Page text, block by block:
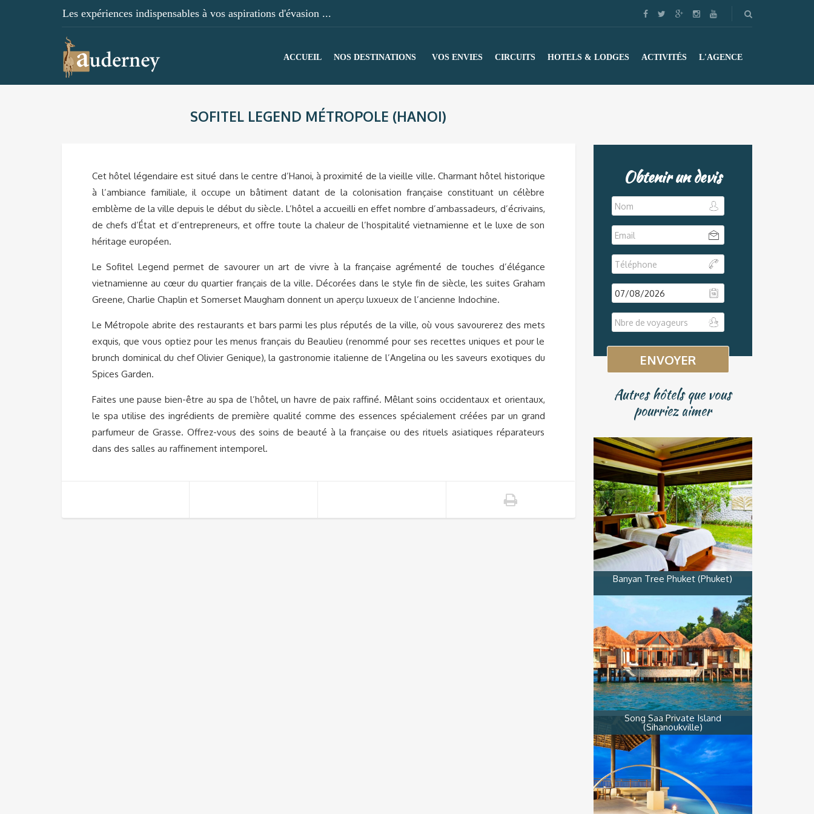
Les expériences indispensables à vos aspirations d'évasion ...
ACCUEIL NOS DESTINATIONS VOS ENVIES CIRCUITS HOTELS & LODGES ACTIVITÉS L'AGENCE
SOFITEL LEGEND MÉTROPOLE (HANOI)
Cet hôtel légendaire est situé dans le centre d’Hanoi, à proximité de la vieille ville. Charmant hôtel historique
à l’ambiance familiale, il occupe un bâtiment datant de la colonisation française constituant un célèbre
emblème de la ville depuis le début du siècle. L’hôtel a accueilli en effet nombre d’ambassadeurs, d’écrivains,
de chefs d’État et d’entrepreneurs, et offre toute la chaleur de l’hospitalité vietnamienne et le luxe de son
héritage européen.
Le Sofitel Legend permet de savourer un art de vivre à la française agrémenté de touches d’élégance
vietnamienne au cœur du quartier français de la ville. Décorées dans le style fin de siècle, les suites Graham
Greene, Charlie Chaplin et Somerset Maugham donnent un aperçu luxueux de l’ancienne Indochine.
Le Métropole abrite des restaurants et bars parmi les plus réputés de la ville, où vous savourerez des mets
exquis, que vous optiez pour les menus français du Beaulieu (renommé pour ses recettes uniques et pour le
brunch dominical du chef Olivier Genique), la gastronomie italienne de l’Angelina ou les saveurs exotiques du
Spices Garden.
Faites une pause bien-être au spa de l’hôtel, un havre de paix raffiné. Mêlant soins occidentaux et orientaux,
le spa utilise des ingrédients de première qualité comme des essences spécialement créées par un grand
parfumeur de Grasse. Offrez-vous des soins de beauté à la française ou des rituels asiatiques réparateurs
dans des salles au raffinement intemporel.
Obtenir un devis
DD
slash
MM
Autres hôtels que vous
pourriez aimer
Banyan Tree Phuket (Phuket)
Song Saa Private Island
(Sihanoukville)